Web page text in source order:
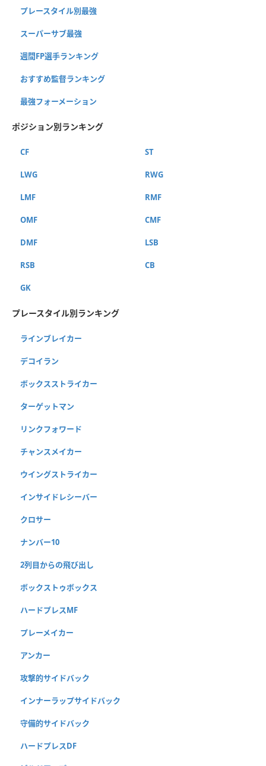
プレースタイル別最強
スーパーサブ最強
週間FP選手ランキング
おすすめ監督ランキング
最強フォーメーション
ポジション別ランキング
CF ST
LWG RWG
LMF RMF
OMF CMF
DMF LSB
RSB CB
GK
プレースタイル別ランキング
ラインブレイカー
デコイラン
ボックスストライカー
ターゲットマン
リンクフォワード
チャンスメイカー
ウイングストライカー
インサイドレシーバー
クロサー
ナンバー10
2列目からの飛び出し
ボックストゥボックス
ハードプレスMF
プレーメイカー
アンカー
攻撃的サイドバック
インナーラップサイドバック
守備的サイドバック
ハードプレスDF